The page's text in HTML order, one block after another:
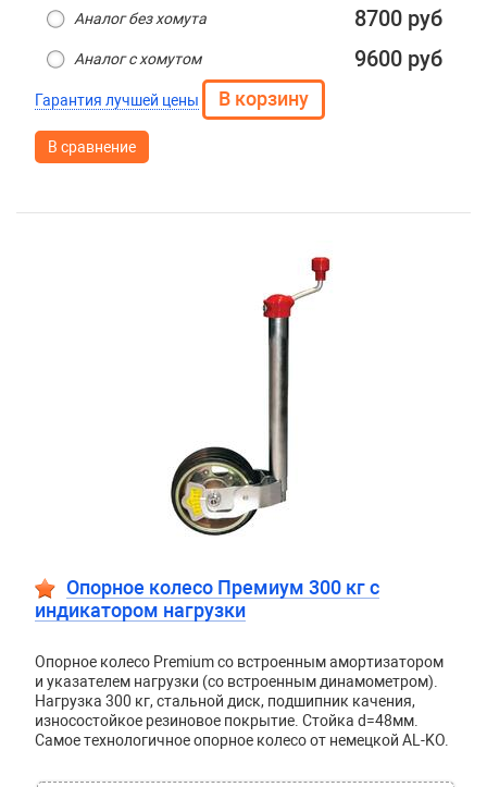
Аналог без хомута 8700 руб
Аналог с хомутом 9600 руб
Гарантия лучшей цены
В сравнение
Опорное колесо Премиум 300 кг с
индикатором нагрузки
Опорное колесо Premium со встроенным амортизатором
и указателем нагрузки (со встроенным динамометром).
Нагрузка 300 кг, стальной диск, подшипник качения,
износостойкое резиновое покрытие. Стойка d=48мм.
Самое технологичное опорное колесо от немецкой AL-KO.